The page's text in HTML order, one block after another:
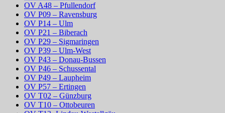
OV A48 – Pfullendorf
OV P09 – Ravensburg
OV P14 – Ulm
OV P21 – Biberach
OV P29 – Sigmaringen
OV P39 – Ulm-West
OV P43 – Donau-Bussen
OV P46 – Schussental
OV P49 – Laupheim
OV P57 – Ertingen
OV T02 – Günzburg
OV T10 – Ottobeuren